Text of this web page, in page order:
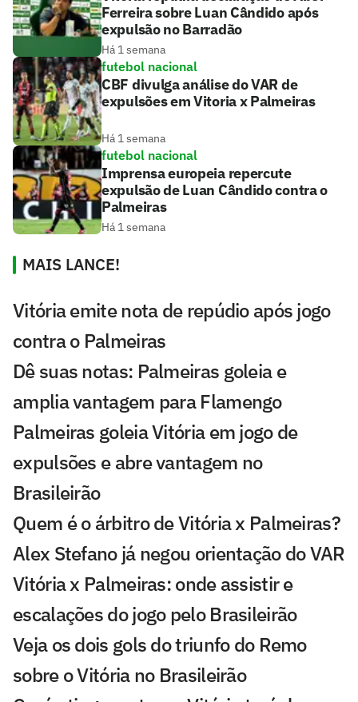
Ferreira sobre Luan Cândido após
expulsão no Barradão
Há 1 semana
futebol nacional
CBF divulga análise do VAR de
expulsões em Vitoria x Palmeiras
Há 1 semana
futebol nacional
Imprensa europeia repercute
expulsão de Luan Cândido contra o
Palmeiras
Há 1 semana
MAIS LANCE!
Vitória emite nota de repúdio após jogo
contra o Palmeiras
Dê suas notas: Palmeiras goleia e
amplia vantagem para Flamengo
Palmeiras goleia Vitória em jogo de
expulsões e abre vantagem no
Brasileirão
Quem é o árbitro de Vitória x Palmeiras?
Alex Stefano já negou orientação do VAR
Vitória x Palmeiras: onde assistir e
escalações do jogo pelo Brasileirão
Veja os dois gols do triunfo do Remo
sobre o Vitória no Brasileirão